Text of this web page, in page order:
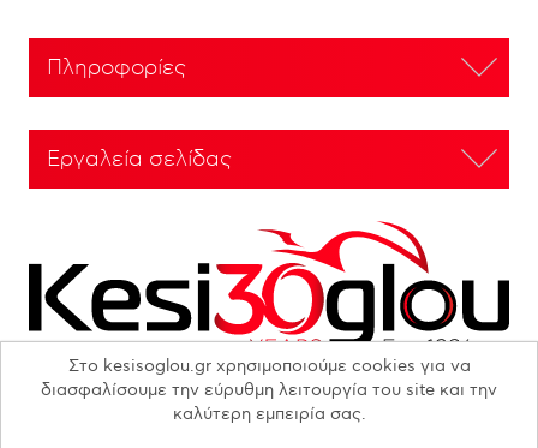
Πληροφορίες
Εργαλεία σελίδας
Στο kesisoglou.gr χρησιμοποιούμε cookies για να
διασφαλίσουμε την εύρυθμη λειτουργία του site και την
καλύτερη εμπειρία σας.